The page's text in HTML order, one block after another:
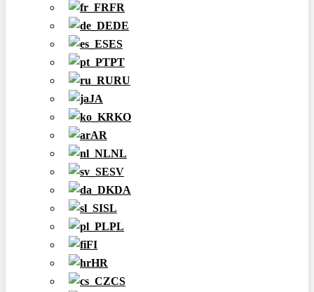
FR
DE
ES
PT
RU
JA
KO
AR
NL
SV
DA
SL
PL
FI
HR
CS